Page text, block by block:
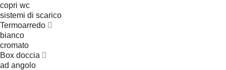
copri wc
sistemi di scarico
Termoarredo
bianco
cromato
Box doccia
ad angolo